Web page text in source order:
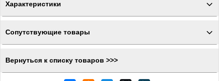
Характеристики
Сопутствующие товары
Вернуться к списку товаров >>>